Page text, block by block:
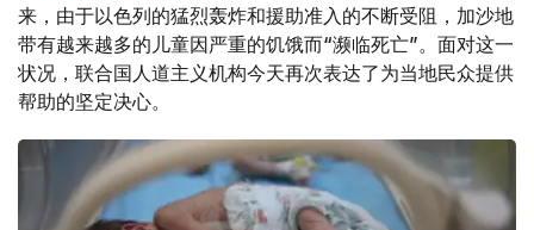
来，由于以色列的猛烈轰炸和援助准入的不断受阻，加沙地
带有越来越多的儿童因严重的饥饿而“濒临死亡”。面对这一
状况，联合国人道主义机构今天再次表达了为当地民众提供
帮助的坚定决心。